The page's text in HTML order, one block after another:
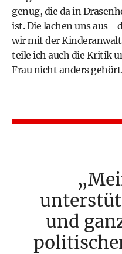
genug, die da in
ist. Die lachen uns aus -
wir mit der
teile ich auch die Kritik
Frau nicht anders
und